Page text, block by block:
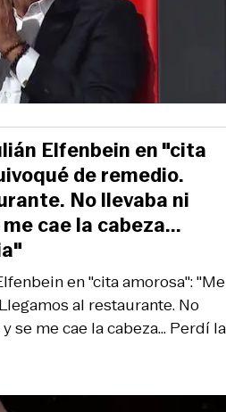
en "cita amorosa": "Me
al restaurante. No
se me cae la cabeza... Perdí la
Elfenbein en "cita
de remedio.
No llevaba ni
cae la cabeza...